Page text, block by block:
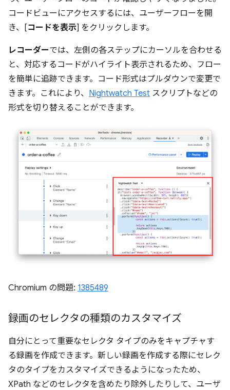
コードビューにアクセスするには、ユーザーフローを開
き、[コードを表示] をクリックします。
レコーダーでは、左側の各ステップにカーソルを合わせる
と、対応するコードがハイライト表示されるため、フロー
を簡単に追跡できます。コード形式はプルダウンで変更で
きます。これにより、 Nightwatch Test スクリプトなどの
形式を切り替えることができます。
Chromium の問題: 1385489
録画のセレクタの種類のカスタマイズ
自分にとって重要なセレクタ タイプのみをキャプチャす
る録画を作成できます。新しい録画を作成する際にセレク
タのタイプをカスタマイズできるようになったため、
XPath などのセレクタを含めたり除外したりして、ユーザ